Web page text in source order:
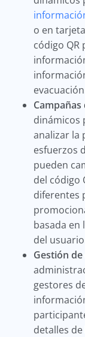
o en
código
dinámicos
analizar la
esfuerzos
pueden
del código
diferentes
basada
del
Gestión
gestores
detalles